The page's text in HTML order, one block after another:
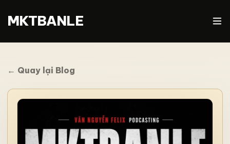
MKTBANLE
← Quay lại Blog